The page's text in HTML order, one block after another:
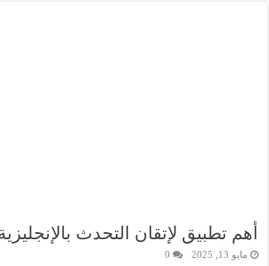
أهم تطبيق لإتقان التحدث بالإنجليزية
مايو 13, 2025 0